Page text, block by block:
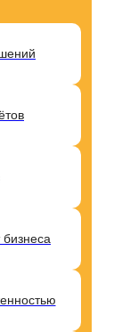
бизнеса